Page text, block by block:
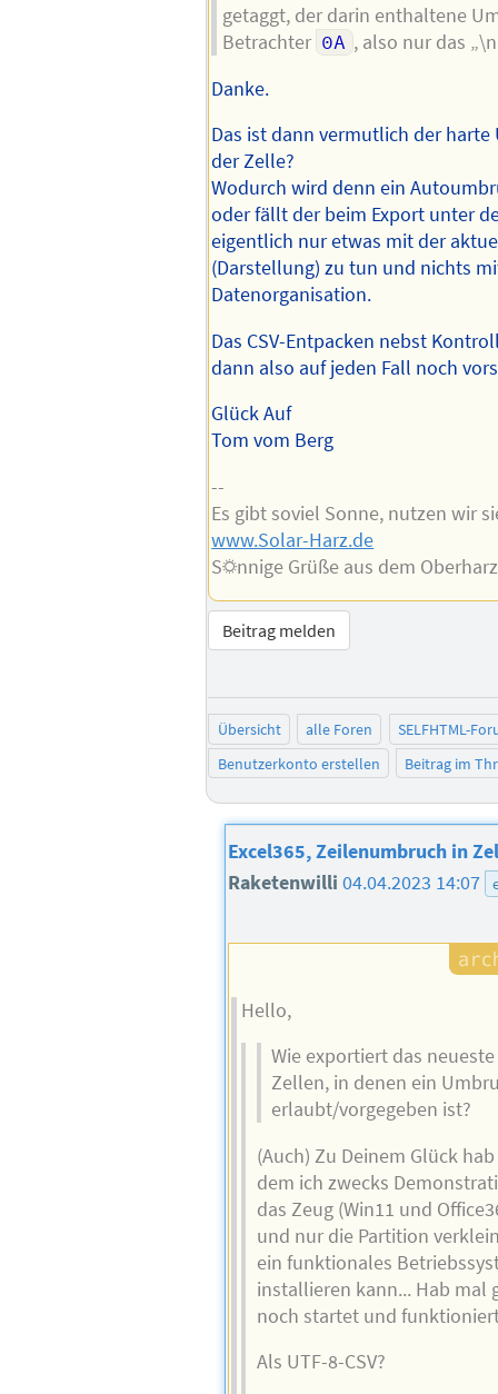
getaggt, der darin enthaltene
Betrachter 0A , also nur das
Danke.
Das ist dann vermutlich der
der Zelle?
Wodurch wird denn ein
oder fällt der beim Export unter
eigentlich nur etwas mit der
(Darstellung) zu tun und nichts
Datenorganisation.
Das CSV-Entpacken nebst
dann also auf jeden Fall noch
Glück Auf
Tom vom Berg
--
Es gibt soviel Sonne, nutzen wir
www.Solar-Harz.de
S☼nnige Grüße aus dem Oberharz
Beitrag melden
Übersicht alle Foren
SELFHTML-
Benutzerkonto erstellen
Beitrag im
Excel365, Zeilenumbruch in
Raketenwilli04.04.2023 14:07
Hello,
Wie exportiert das
Zellen, in denen ein
erlaubt/vorgegeben ist?
(Auch) Zu Deinem Glück
dem ich zwecks
das Zeug (Win11 und
und nur die Partition
ein funktionales
installieren kann... Hab mal
noch startet und
Als UTF-8-CSV?